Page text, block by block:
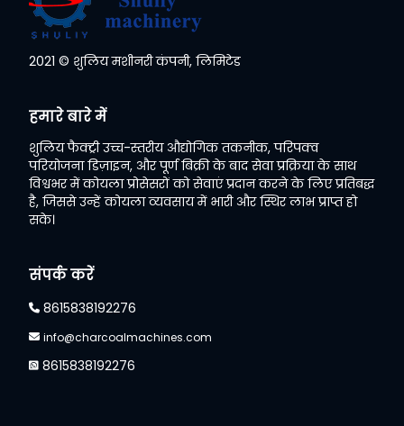
2021 © शुलिय मशीनरी कंपनी, लिमिटेड
हमारे बारे में
शुलिय फैक्ट्री उच्च-स्तरीय औद्योगिक तकनीक, परिपक्व
परियोजना डिज़ाइन, और पूर्ण बिक्री के बाद सेवा प्रक्रिया के साथ
विश्वभर में कोयला प्रोसेसरों को सेवाएं प्रदान करने के लिए प्रतिबद्ध
है, जिससे उन्हें कोयला व्यवसाय में भारी और स्थिर लाभ प्राप्त हो
सके।
संपर्क करें
8615838192276
info@charcoalmachines.com
8615838192276
Wechat